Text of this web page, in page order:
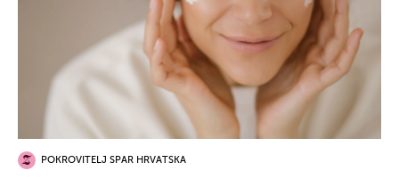
POKROVITELJ SPAR HRVATSKA